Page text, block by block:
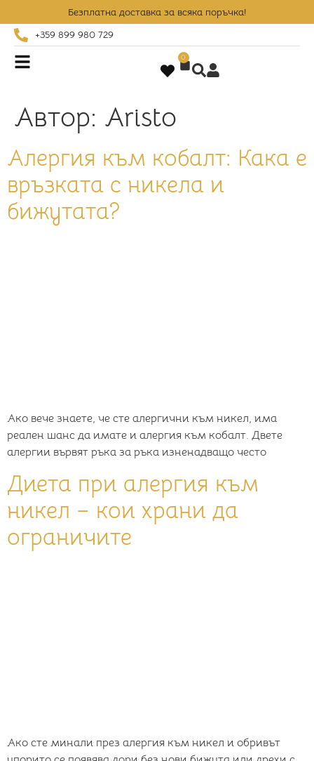
Безплатна доставка за всяка поръчка!
+359 899 980 729
0
Автор: Aristo
Алергия към кобалт: Кака е
връзката с никела и
бижутата?
Ако вече знаете, че сте алергични към никел, има
реален шанс да имате и алергия към кобалт. Двете
алергии вървят ръка за ръка изненадващо често
Диета при алергия към
никел – кои храни да
ограничите
Ако сте минали през алергия към никел и обривът